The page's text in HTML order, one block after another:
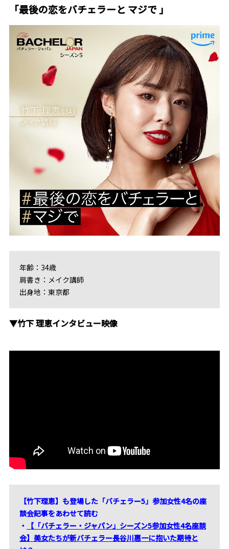
「最後の恋をバチェラーと マジで 」
年齢：34歳
肩書き：メイク講師
出身地：東京都
▼竹下 理恵インタビュー映像
【竹下理恵】も登場した「バチェラー5」参加女性4名の座
談会記事をあわせて読む
・
【「バチェラー・ジャパン」シーズン5参加女性4名座談
会】美女たちが新バチェラー長谷川惠一に抱いた期待と